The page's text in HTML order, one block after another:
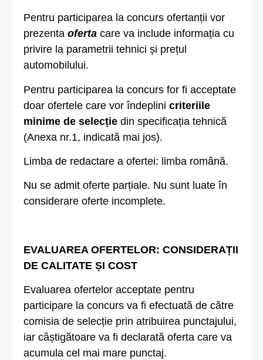
Pentru participarea la concurs ofertanții vor
prezenta oferta care va include informația cu
privire la parametrii tehnici și prețul
automobilului.
Pentru participarea la concurs for fi acceptate
doar ofertele care vor îndeplini criteriile
minime de selecție din specificația tehnică
(Anexa nr.1, indicată mai jos).
Limba de redactare a ofertei: limba română.
Nu se admit oferte parțiale. Nu sunt luate în
considerare oferte incomplete.
EVALUAREA OFERTELOR: CONSIDERAȚII
DE CALITATE ȘI COST
Evaluarea ofertelor acceptate pentru
participare la concurs va fi efectuată de către
comisia de selecție prin atribuirea punctajului,
iar câștigătoare va fi declarată oferta care va
acumula cel mai mare punctaj.